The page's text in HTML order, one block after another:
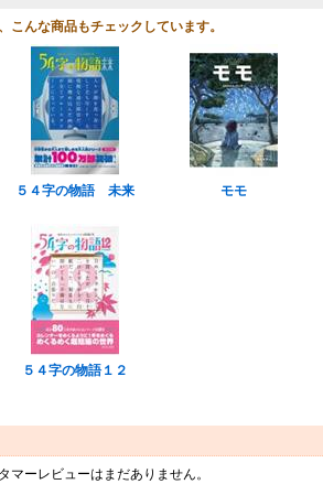
こんな商品もチェックしています。
５４字の物語 未来 モモ
５４字の物語１２
マーレビューはまだありません。